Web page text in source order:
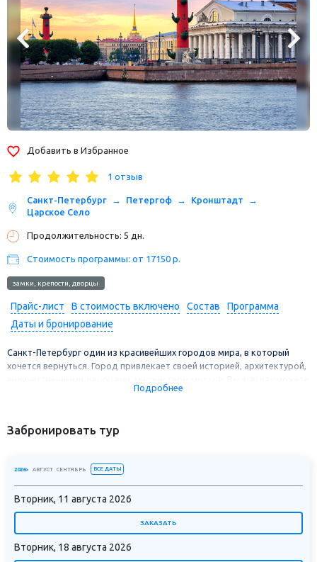
Добавить в Избранное
1 отзыв
Санкт-Петербург Петергоф
Кронштадт
Царское Село
Продолжительность: 5 дн.
Стоимость программы: от 17150 р.
замки, крепости, дворцы
Прайс-лист В стоимость включено Состав
Программа
Даты и бронирование
Санкт-Петербург один из красивейших городов мира, в который
хочется вернуться. Город привлекает своей историей, архитектурой,
найти какие-то новые интересные места для прогулок по городу. В
теплоходную прогулку по рекам и каналам.
Подробнее
Забронировать тур
2026> АВГУСТ СЕНТЯБРЬ ВСЕ ДАТЫ
Вторник, 11 августа 2026
ЗАКАЗАТЬ
Вторник, 18 августа 2026